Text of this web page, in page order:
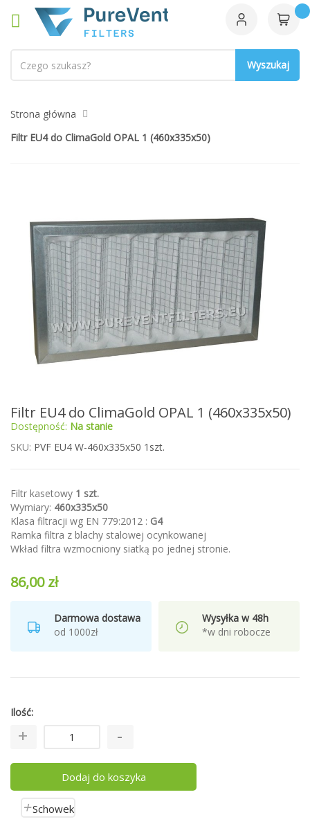
Strona główna
Filtr EU4 do ClimaGold OPAL 1 (460x335x50)
galerii
Przejdź
na
początek
galerii
Filtr EU4 do ClimaGold OPAL 1 (460x335x50)
Dostępność: Na stanie
SKU PVF EU4 W-460x335x50 1szt.
Filtr kasetowy 1 szt.
Wymiary: 460x335x50
Klasa filtracji wg EN 779:2012 : G4
Ramka filtra z blachy stalowej ocynkowanej
Wkład filtra wzmocniony siatką po jednej stronie.
86,00 zł
Darmowa dostawa
od 1000zł
Wysyłka w 48h
*w dni robocze
Ilość
Dodaj do koszyka
Schowek